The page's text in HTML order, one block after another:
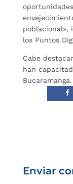
poblacional»,
los Puntos
Cabe
han
Bucaramanga.
Enviar